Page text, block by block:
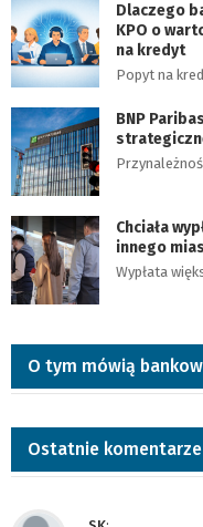
Dlaczego
KPO o
na kredyt
Popyt na
BNP
Chciała
innego
Wypłata
O tym mówią
Ostatnie komentarze